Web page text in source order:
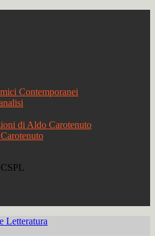
Contemporanei
di Aldo Carotenuto